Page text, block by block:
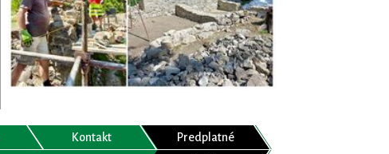
Kontakt
Predplatné